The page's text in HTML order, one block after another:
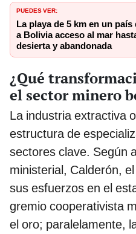
PUEDES VER:
La playa de 5 km en un
a Bolivia acceso al mar
desierta y abandonada
¿Qué
el sector minero
La industria extractiva
estructura de
sectores clave. Según
ministerial, Calderón,
sus esfuerzos en el
gremio cooperativista
el oro; paralelamente,